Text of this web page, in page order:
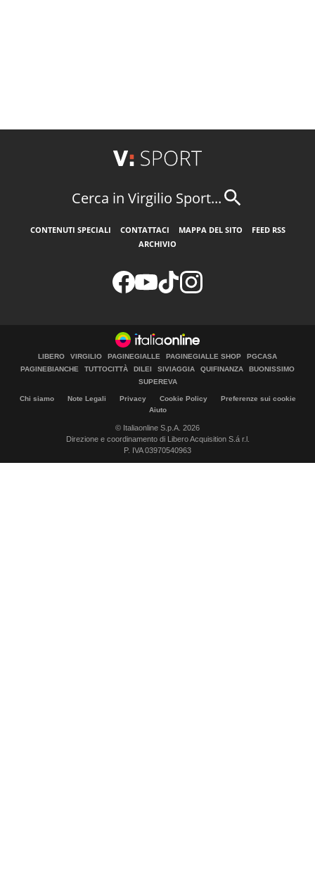
Cerca in Virgilio Sport...
CONTENUTI SPECIALI CONTATTACI MAPPA DEL SITO
FEED RSS
ARCHIVIO
LIBERO VIRGILIO PAGINEGIALLE PAGINEGIALLE SHOP
PGCASA
PAGINEBIANCHE
TUTTOCITTÀ DILEI SIVIAGGIA QUIFINANZA
BUONISSIMO
SUPEREVA
Chi siamo Note Legali Privacy Cookie Policy
Preferenze sui cookie
Aiuto
© Italiaonline S.p.A. 2026
Direzione e coordinamento di Libero Acquisition S.á r.l.
P. IVA 03970540963